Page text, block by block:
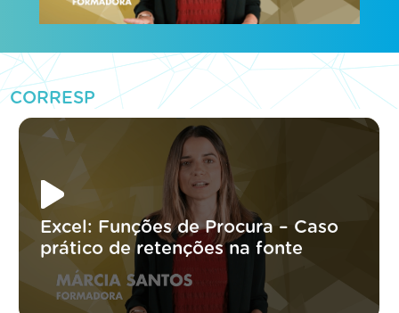
CORRESP
Excel: Funções de Procura – Caso
prático de retenções na fonte